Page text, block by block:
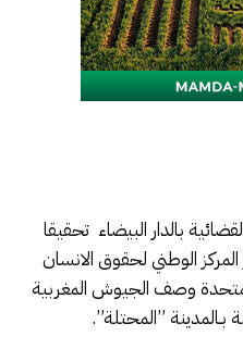
بالدار البيضاء تحقيقا
الوطني لحقوق الانسان
وصف الجيوش المغربية
بـالمدينة ”المحتلة”.